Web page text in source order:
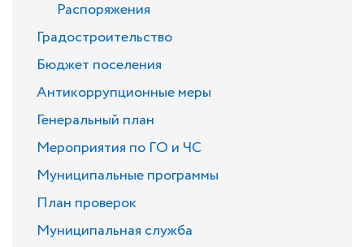
Распоряжения
Градостроительство
Бюджет поселения
Антикоррупционные меры
Генеральный план
Мероприятия по ГО и ЧС
Муниципальные программы
План проверок
Муниципальная служба